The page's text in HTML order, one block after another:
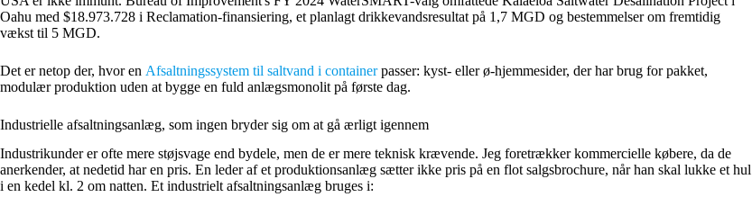
Oahu med $18.973.728 i Reclamation-finansiering, et planlagt drikkevandsresultat på 1,7 MGD og bestemmelser om fremtidig
vækst til 5 MGD.
Det er netop der, hvor en Afsaltningssystem til saltvand i containerpasser: kyst- eller ø-hjemmesider, der har brug for pakket,
modulær produktion uden at bygge en fuld anlægsmonolit på første dag.
Industrielle afsaltningsanlæg, som ingen bryder sig om at gå ærligt igennem
Industrikunder er ofte mere støjsvage end bydele, men de er mere teknisk krævende. Jeg foretrækker kommercielle købere, da de
anerkender, at nedetid har en pris. En leder af et produktionsanlæg sætter ikke pris på en flot salgsbrochure, når han skal lukke et hul
i en kedel kl. 2 om natten. Et industrielt afsaltningsanlæg bruges i: